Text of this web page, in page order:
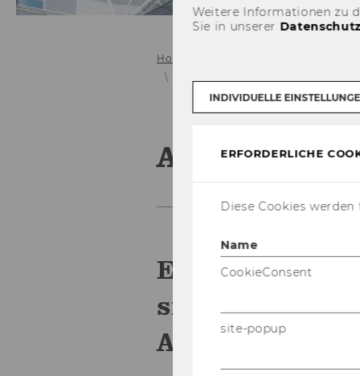
Home
ASCOT-LL
ASCOT-LL
Ent­wick­lung
si­on für die
ASCOT-​
Weitere Informationen zu
Sie in unserer
INDIVIDUELLE
ERFORDERLICHE
Diese Cookies
Name
CookieConsent
site-popup